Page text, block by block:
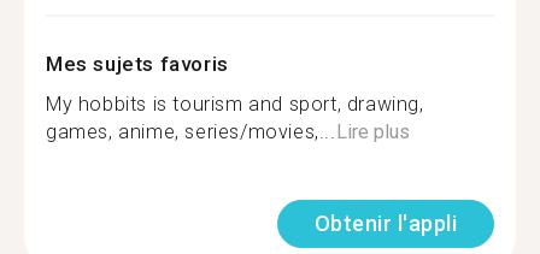
Mes sujets favoris
My hobbits is tourism and sport, drawing,
games, anime, series/movies,...Lire plus
Obtenir l'appli